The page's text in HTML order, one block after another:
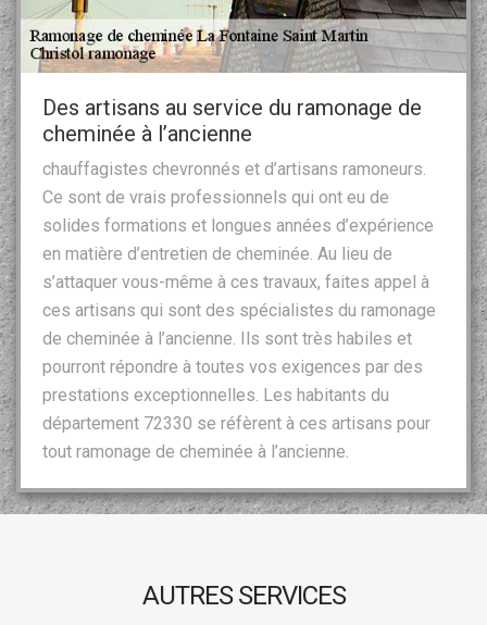
Des artisans au service du ramonage de
cheminée à l’ancienne
chauffagistes chevronnés et d’artisans ramoneurs.
Ce sont de vrais professionnels qui ont eu de
solides formations et longues années d’expérience
en matière d’entretien de cheminée. Au lieu de
s’attaquer vous-même à ces travaux, faites appel à
ces artisans qui sont des spécialistes du ramonage
de cheminée à l’ancienne. Ils sont très habiles et
pourront répondre à toutes vos exigences par des
prestations exceptionnelles. Les habitants du
département 72330 se réfèrent à ces artisans pour
tout ramonage de cheminée à l’ancienne.
AUTRES SERVICES